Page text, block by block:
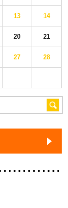
13 14
20 21
27 28